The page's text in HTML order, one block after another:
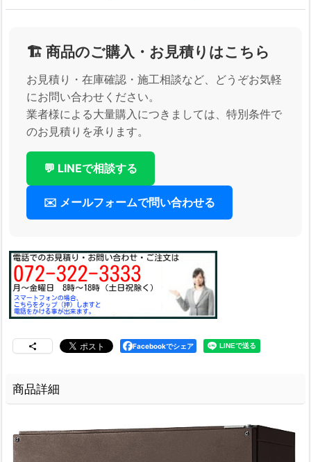
🏗️ 商品のご購入・お見積りはこちら
お見積り・在庫確認・施工相談など、どうぞお気軽
にお問い合わせください。
業者様による大量購入につきましては、特別条件で
のお見積りを承ります。
💬 LINEで相談する
✉️ メールフォームで問い合わせる
Facebookでシェア
商品詳細